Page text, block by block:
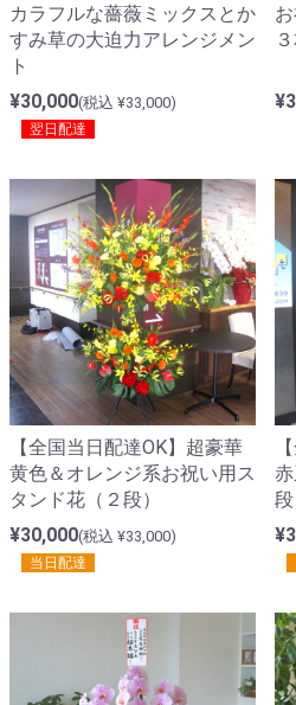
カラフルな薔薇ミックスとか
すみ草の大迫力アレンジメン
ト
¥30,000(税込 ¥33,000)
翌日配達
【全国当日配達OK】超豪華
黄色＆オレンジ系お祝い用ス
タンド花（２段）
¥30,000(税込 ¥33,000)
当日配達
段